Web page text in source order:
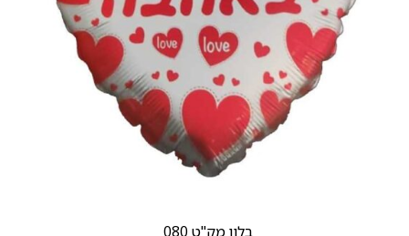
בלון מק"ט 080